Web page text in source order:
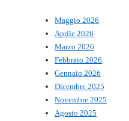
Maggio 2026
Aprile 2026
Marzo 2026
Febbraio 2026
Gennaio 2026
Dicembre 2025
Novembre 2025
Agosto 2025